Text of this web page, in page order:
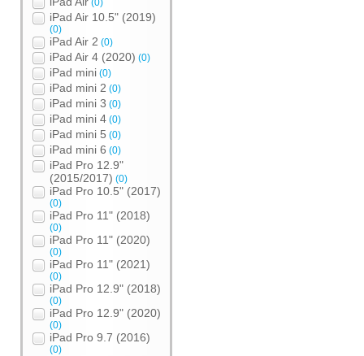
(0)
iPad Air 10.5" (2019)
(0)
iPad Air 2 (0)
iPad Air 4 (2020) (0)
iPad mini (0)
iPad mini 2 (0)
iPad mini 3 (0)
iPad mini 4 (0)
iPad mini 5 (0)
iPad mini 6 (0)
iPad Pro 12.9"
(2015/2017) (0)
iPad Pro 10.5" (2017)
(0)
iPad Pro 11" (2018)
(0)
iPad Pro 11" (2020)
(0)
iPad Pro 11" (2021)
(0)
iPad Pro 12.9" (2018)
(0)
iPad Pro 12.9" (2020)
(0)
iPad Pro 9.7 (2016)
(0)